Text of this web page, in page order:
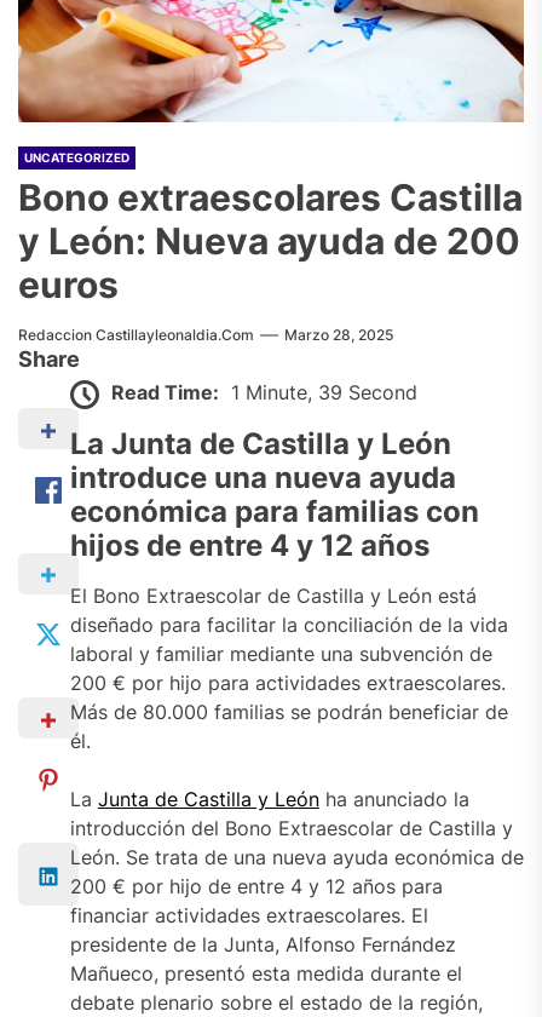
UNCATEGORIZED
Bono extraescolares Castilla
y León: Nueva ayuda de 200
euros
Redaccion Castillayleonaldia.com Marzo 28, 2025
Share
Read Time: 1 Minute, 39 Second
La Junta de Castilla y León
introduce una nueva ayuda
económica para familias con
hijos de entre 4 y 12 años
El Bono Extraescolar de Castilla y León está
diseñado para facilitar la conciliación de la vida
laboral y familiar mediante una subvención de
200 € por hijo para actividades extraescolares.
Más de 80.000 familias se podrán beneficiar de
él.
La Junta de Castilla y Leónha anunciado la
introducción del Bono Extraescolar de Castilla y
León. Se trata de una nueva ayuda económica de
200 € por hijo de entre 4 y 12 años para
financiar actividades extraescolares. El
presidente de la Junta, Alfonso Fernández
Mañueco, presentó esta medida durante el
debate plenario sobre el estado de la región,